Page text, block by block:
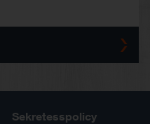
Sekretesspolicy